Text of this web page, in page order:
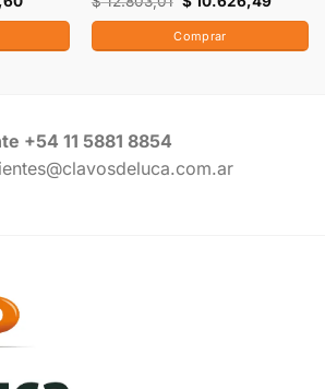
Comprar
+54 11 5881 8854